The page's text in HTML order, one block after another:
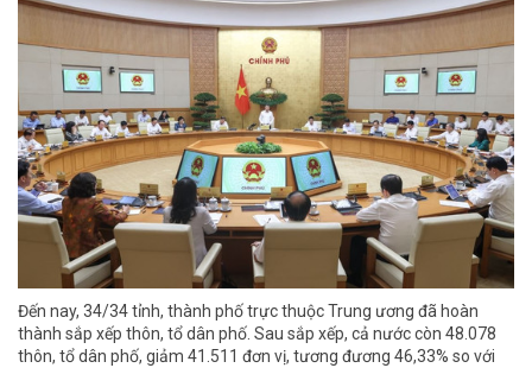
Đến nay, 34/34 tỉnh, thành phố trực thuộc Trung ương đã hoàn
thành sắp xếp thôn, tổ dân phố. Sau sắp xếp, cả nước còn 48.078
thôn, tổ dân phố, giảm 41.511 đơn vị, tương đương 46,33% so với